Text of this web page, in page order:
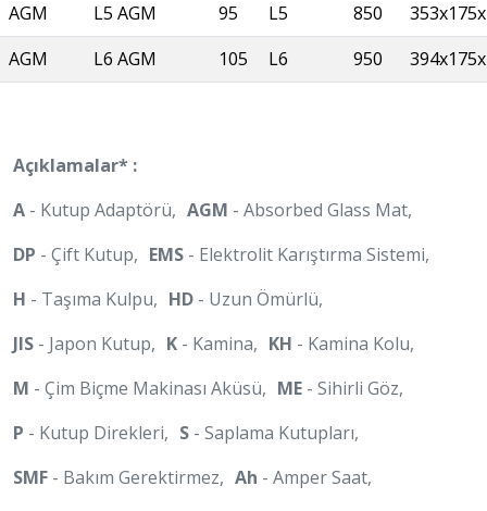
AGM
L5 AGM 95 L5 850
AGM
L6 AGM 105 L6 950
Açıklamalar* :
A - Kutup Adaptörü, AGM - Absorbed Glass Mat,
DP - Çift Kutup, EMS - Elektrolit Karıştırma Sistemi,
H - Taşıma Kulpu, HD - Uzun Ömürlü,
JIS - Japon Kutup, K - Kamina, KH - Kamina Kolu,
M - Çim Biçme Makinası Aküsü, ME - Sihirli Göz,
P - Kutup Direkleri, S - Saplama Kutupları,
SMF - Bakım Gerektirmez, Ah - Amper Saat,